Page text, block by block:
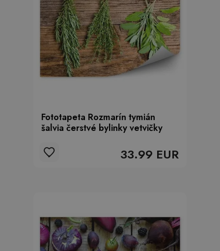
Fototapeta Rozmarín tymián
šalvia čerstvé bylinky vetvičky
33.99 EUR